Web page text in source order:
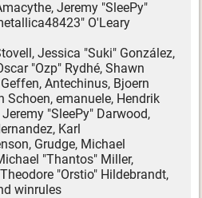
Jeremy "SleePy"
O'Leary
Jessica "Suki" González,
"Ozp" Rydhé, Shawn
Antechinus, Bjoern
Schoen, emanuele, Hendrik
"SleePy" Darwood,
Karl
Grudge, Michael
"Thantos" Miller,
"Orstio" Hildebrandt,
winrules